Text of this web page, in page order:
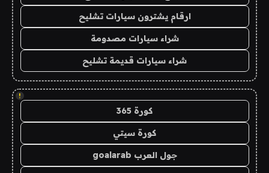
ارقام يشترون سيارات تشليح
شراء سيارات مصدومة
شراء سيارات قديمة تشليح
!
كورة 365
كورة سيتي
جول العرب goalarab